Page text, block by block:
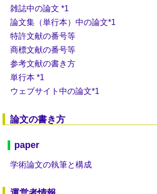
雑誌中の論文 *1
論文集（単行本）中の論文*1
特許文献の番号等
商標文献の番号等
参考文献の書き方
単行本 *1
ウェブサイト中の論文*1
論文の書き方
paper
学術論文の執筆と構成